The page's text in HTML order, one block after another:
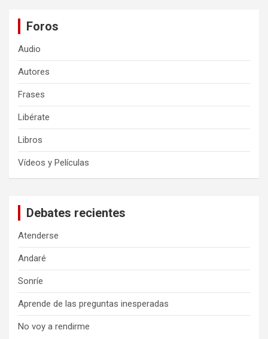
Foros
Audio
Autores
Frases
Libérate
Libros
Vídeos y Películas
Debates recientes
Atenderse
Andaré
Sonríe
Aprende de las preguntas inesperadas
No voy a rendirme